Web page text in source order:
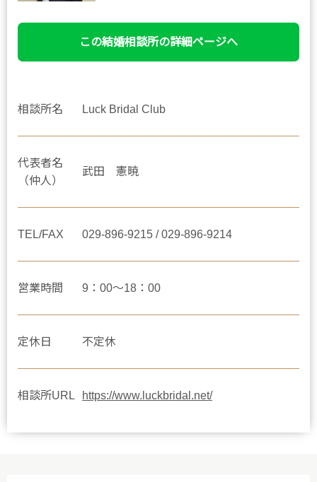
この結婚相談所の詳細ページへ
相談所名 Luck Bridal Club
代表者名
（仲人）
武田 憲暁
TEL/FAX 029-896-9215 / 029-896-9214
営業時間 9：00～18：00
定休日 不定休
相談所URL https://www.luckbridal.net/